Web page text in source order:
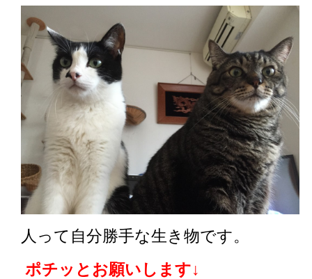
人って自分勝手な生き物です。
ポチッとお願いします↓